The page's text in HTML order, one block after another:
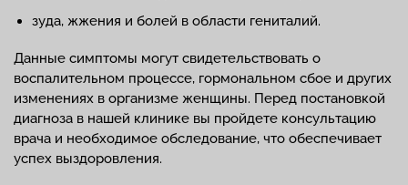
зуда, жжения и болей в области гениталий.
Данные симптомы могут свидетельствовать о
воспалительном процессе, гормональном сбое и других
изменениях в организме женщины. Перед постановкой
диагноза в нашей клинике вы пройдете консультацию
врача и необходимое обследование, что обеспечивает
успех выздоровления.